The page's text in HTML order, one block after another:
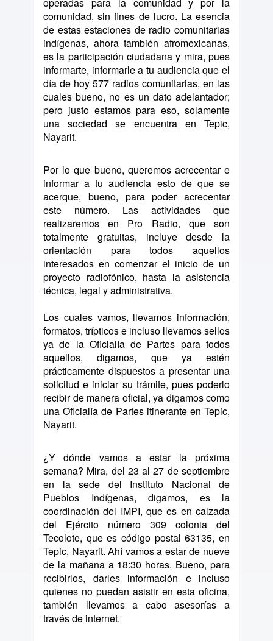
comunidad, sin fines de lucro. La esencia
de estas estaciones de radio comunitarias
indígenas, ahora también afromexicanas,
es la participación ciudadana y mira, pues
informarte, informarle a tu audiencia que el
día de hoy 577 radios comunitarias, en las
cuales bueno, no es un dato adelantador;
pero justo estamos para eso, solamente
una sociedad se encuentra en Tepic,
Nayarit.
Por lo que bueno, queremos acrecentar e
informar a tu audiencia esto de que se
acerque, bueno, para poder acrecentar
este número. Las actividades que
realizaremos en Pro Radio, que son
totalmente gratuitas, incluye desde la
orientación para todos aquellos
interesados en comenzar el inicio de un
proyecto radiofónico, hasta la asistencia
técnica, legal y administrativa.
Los cuales vamos, llevamos información,
formatos, trípticos e incluso llevamos sellos
ya de la Oficialía de Partes para todos
aquellos, digamos, que ya estén
prácticamente dispuestos a presentar una
solicitud e iniciar su trámite, pues poderlo
recibir de manera oficial, ya digamos como
una Oficialía de Partes itinerante en Tepic,
Nayarit.
¿Y dónde vamos a estar la próxima
semana? Mira, del 23 al 27 de septiembre
en la sede del Instituto Nacional de
Pueblos Indígenas, digamos, es la
coordinación del IMPI, que es en calzada
del Ejército número 309 colonia del
Tecolote, que es código postal 63135, en
Tepic, Nayarit. Ahí vamos a estar de nueve
de la mañana a 18:30 horas. Bueno, para
recibirlos, darles información e incluso
quienes no puedan asistir en esta oficina,
también llevamos a cabo asesorías a
través de internet.